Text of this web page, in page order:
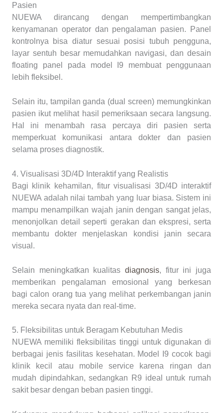
Pasien
NUEWA dirancang dengan mempertimbangkan
kenyamanan operator dan pengalaman pasien. Panel
kontrolnya bisa diatur sesuai posisi tubuh pengguna,
layar sentuh besar memudahkan navigasi, dan desain
floating panel pada model I9 membuat penggunaan
lebih fleksibel.
Selain itu, tampilan ganda (dual screen) memungkinkan
pasien ikut melihat hasil pemeriksaan secara langsung.
Hal ini menambah rasa percaya diri pasien serta
memperkuat komunikasi antara dokter dan pasien
selama proses diagnostik.
4. Visualisasi 3D/4D Interaktif yang Realistis
Bagi klinik kehamilan, fitur visualisasi 3D/4D interaktif
NUEWA adalah nilai tambah yang luar biasa. Sistem ini
mampu menampilkan wajah janin dengan sangat jelas,
menonjolkan detail seperti gerakan dan ekspresi, serta
membantu dokter menjelaskan kondisi janin secara
visual.
Selain meningkatkan kualitas diagnosis, fitur ini juga
memberikan pengalaman emosional yang berkesan
bagi calon orang tua yang melihat perkembangan janin
mereka secara nyata dan real-time.
5. Fleksibilitas untuk Beragam Kebutuhan Medis
NUEWA memiliki fleksibilitas tinggi untuk digunakan di
berbagai jenis fasilitas kesehatan. Model I9 cocok bagi
klinik kecil atau mobile service karena ringan dan
mudah dipindahkan, sedangkan R9 ideal untuk rumah
sakit besar dengan beban pasien tinggi.